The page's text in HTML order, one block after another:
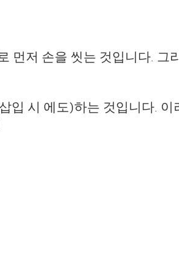
먼저 손을 씻는 것입니다.
입 시 에도)하는 것입니다.